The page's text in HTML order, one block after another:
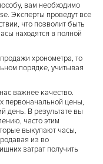
вам необходимо
Эксперты проведут все
что позволит быть
находятся в полной
хронометра, то
порядке, учитывая
важнее качество.
первоначальной цены,
день. В результате вы
часто этим
выкупают часы,
из во
затрат получить